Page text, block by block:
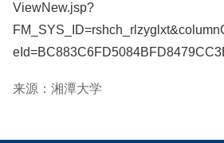
ViewNew.jsp?
来源：湘潭大学